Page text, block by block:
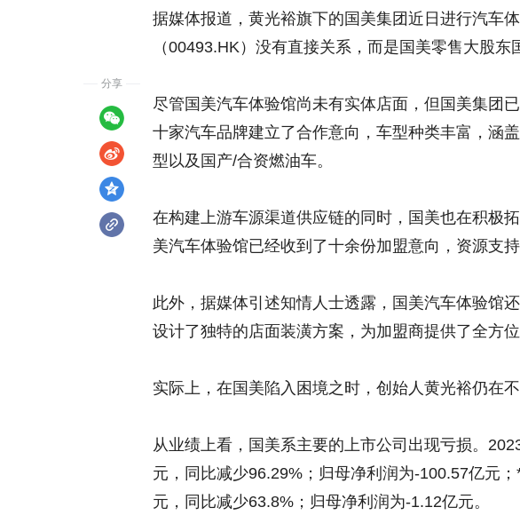
据媒体报道，黄光裕旗下的国美集团近日进行汽车
（00493.HK）没有直接关系，而是国美零售大股东
尽管国美汽车体验馆尚未有实体店面，但国美集团
十家汽车品牌建立了合作意向，车型种类丰富，涵
型以及国产/合资燃油车。
在构建上游车源渠道供应链的同时，国美也在积极
美汽车体验馆已经收到了十余份加盟意向，资源支
此外，据媒体引述知情人士透露，国美汽车体验馆
设计了独特的店面装潢方案，为加盟商提供了全方位
实际上，在国美陷入困境之时，创始人黄光裕仍在不
从业绩上看，国美系主要的上市公司出现亏损。
元，同比减少96.29%；归母净利润为-100.57亿元
元，同比减少63.8%；归母净利润为-1.12亿元。
分享